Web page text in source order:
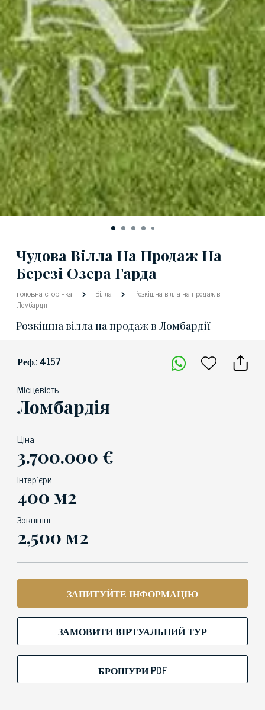
Чудова Вілла На Продаж На
Березі Озера Гарда
головна сторінка Вілла
Розкішна вілла на продаж в
Ломбардії
Розкішна вілла на продаж в Ломбардії
Реф.: 4157
Місцевість
Ломбардія
Ціна
3.700.000 €
Інтер'єри
400 м2
Зовнішні
2,500 м2
ЗАПИТУЙТЕ ІНФОРМАЦІЮ
ЗАМОВИТИ ВІРТУАЛЬНИЙ ТУР
БРОШУРИ PDF